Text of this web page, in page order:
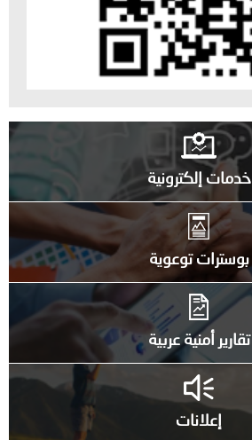
خدمات إلكترونية
بوسترات توعوية
تقارير أمنية عربية
إعلانات